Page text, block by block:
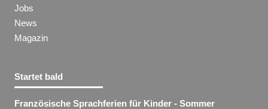
Jobs
News
Magazin
Startet bald
Französische Sprachferien für Kinder - Sommer